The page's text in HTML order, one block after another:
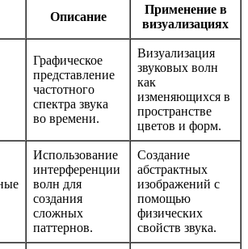
Описание
Применение в
визуализациях
Графическое
представление
частотного
спектра звука
во времени.
Визуализация
звуковых волн
как
изменяющихся в
пространстве
цветов и форм.
Использование
интерференции
волн для
создания
сложных
паттернов.
Создание
абстрактных
изображений с
помощью
физических
свойств звука.